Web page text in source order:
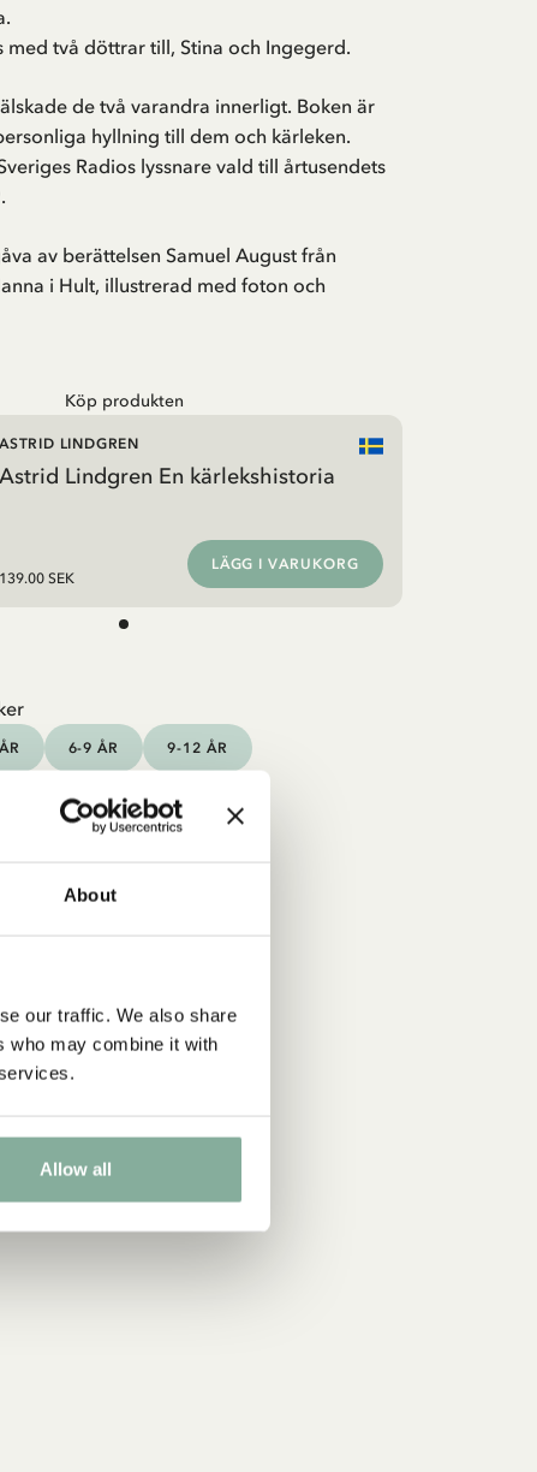
About
our traffic. We also share
who may combine it with
Allow all
med två döttrar till, Stina och Ingegerd.
de två varandra innerligt. Boken är
hyllning till dem och kärleken.
Radios lyssnare vald till årtusendets
av berättelsen Samuel August från
i Hult, illustrerad med foton och
Köp produkten
Astrid Lindgren En kärlekshistoria
ASTRID LINDGREN
139.00 SEK
LÄGG I VARUKORG
6-9 ÅR 9-12 ÅR